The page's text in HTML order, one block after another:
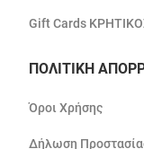
Gift Cards
ΠΟΛΙΤΙΚΗ
Όροι Χρήσης
Δήλωση